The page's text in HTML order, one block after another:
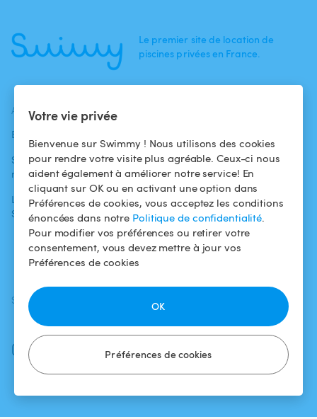
Votre vie privée
Bienvenue sur Swimmy ! Nous utilisons des cookies
pour rendre votre visite plus agréable. Ceux-ci nous
aident également à améliorer notre service! En
cliquant sur OK ou en activant une option dans
Préférences de cookies, vous acceptez les conditions
énoncées dans notre Politique de confidentialité.
Pour modifier vos préférences ou retirer votre
consentement, vous devez mettre à jour vos
Préférences de cookies
Préférences de cookies
OK
Le premier site de location de
piscines privées en France.
ACTUALITÉS
Blog
Swimmy dans les
médias
L'aventure
Swimmy
baigneurs
Pour les
propriétaires
Louer ma piscine
Comment ça
marche ?
Conditions
d'utilisation
Politique de
confidentialité
Mentions légales
SUIVEZ-NOUS
Facebook
Instagram